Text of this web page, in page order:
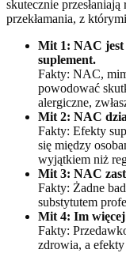
skutecznie przesłaniają
przekłamania, z
Mit 1: NAC jest
suplement.
Fakty: NAC,
powodować
alergiczne,
Mit 2: NAC
Fakty: Efekty
się między
wyjątkiem niż
Mit 3: NAC
Fakty: Żadne
substytutem
Mit 4: Im
Fakty:
zdrowia, a